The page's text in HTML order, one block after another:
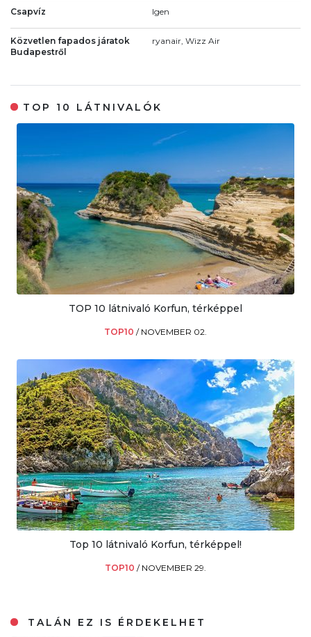
Csapvíz Igen
Közvetlen fapados járatok
Budapestről
ryanair, Wizz Air
TOP 10 LÁTNIVALÓK
TOP 10 látnivaló Korfun, térképpel
TOP10 / NOVEMBER 02.
Top 10 látnivaló Korfun, térképpel!
TOP10 / NOVEMBER 29.
TALÁN EZ IS ÉRDEKELHET